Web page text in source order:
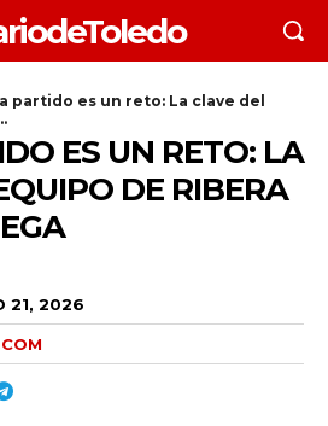
partido es un reto: La clave del
ES UN RETO: LA
DE RIBERA
21, 2026